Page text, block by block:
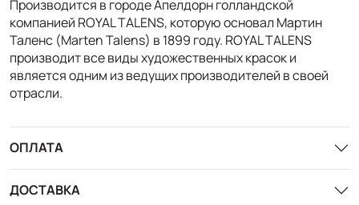
Производится в городе Апелдорн голландской
компанией ROYAL TALENS, которую основал Мартин
Таленс (Marten Talens) в 1899 году. ROYAL TALENS
производит все виды художественных красок и
является одним из ведущих производителей в своей
отрасли.
ОПЛАТА
ДОСТАВКА